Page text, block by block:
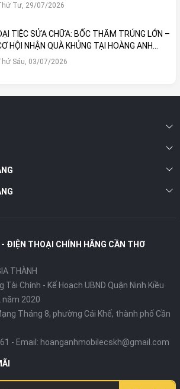
Tư, 29/07/2026
TIỆC SỬA CHỮA: BỐC THĂM TRÚNG LỚN –
HỘI NHẬN QUÀ KHỦNG TẠI HOÀNG ANH
Sáu, 03/07/2026
- ĐIỆN THOẠI CHÍNH HÃNG CẦN THƠ
THÀNH
Chính - Kế Hoạch UBND Quận Ninh Kiều
năm 2020
Tháng 8, phường Cái Khế, thành phố Cần
- Email: hoanganhmobilecskh@gmail.com